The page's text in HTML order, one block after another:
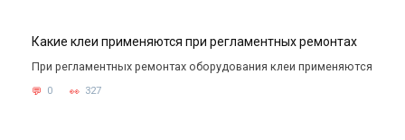
Какие клеи применяются при регламентных ремонтах
При регламентных ремонтах оборудования клеи применяются
0 327